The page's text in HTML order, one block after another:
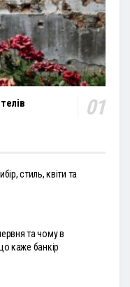
стиль, квіти та
та чому в
каже банкір